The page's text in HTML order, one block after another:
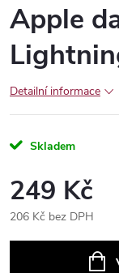
Apple
Detailní informace
Skladem
249 Kč
206 Kč bez DPH